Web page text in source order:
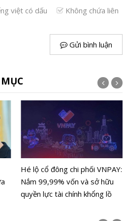
việt có dấu
Không chứa liên
Gửi bình luận
Hé lộ cổ đông chi phối VNPAY:
Nắm 99,99% vốn và sở hữu
quyền lực tài chính khổng lồ